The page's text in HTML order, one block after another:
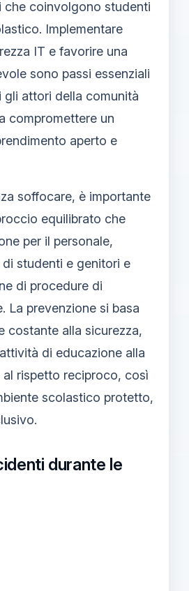
che coinvolgono studenti
Implementare
IT e favorire una
sono passi essenziali
gli attori della comunità
compromettere un
aperto e
soffocare, è importante
equilibrato che
per il personale,
studenti e genitori e
di procedure di
La prevenzione si basa
costante alla sicurezza,
di educazione alla
al rispetto reciproco, così
scolastico protetto,
durante le